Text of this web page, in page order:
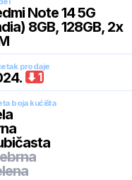
Note 14 5G
8GB, 128GB, 2x
prodaje
. 1
boja kućišta